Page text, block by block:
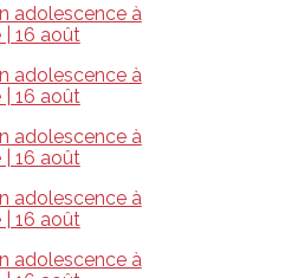
adolescence à
| 16 août
adolescence à
| 16 août
adolescence à
| 16 août
adolescence à
| 16 août
adolescence à